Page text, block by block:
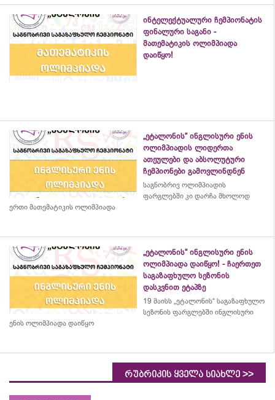
ინტელექტუალური ჩემპიონატის
ფინალური საგანი -
მათემატიკის ოლიმპიადა
დაიწყო!
„ეტალონის“ ინგლისური ენის
ოლიმპიადის ლიდერთა
ათეულები და აბსოლუტური
ჩემპიონები გამოვლინდნენ
საგნობრივ ოლიმპიადის
ფარგლებში კი დარჩა მხოლოდ
ერთი მათემატიკის ოლიმპიადა
„ეტალონის“ ინგლისური ენის
ოლიმპიადა დაიწყო! - ჩაერთეთ
საგაზაფხულო სეზონის
დასკვნით ეტაპზე
19 მაისს „ეტალონის“ საგაზაფხულო
სეზონის ფარგლებში ინგლისური
ენის ოლიმპიადა დაიწყო
რუბრიკის ყველა სიახლე >>